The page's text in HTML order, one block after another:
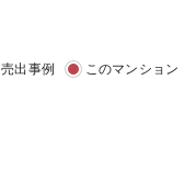
売出事例 このマンション